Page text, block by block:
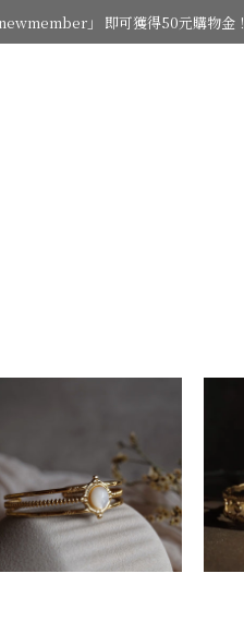
」 即可獲得50元購物金！